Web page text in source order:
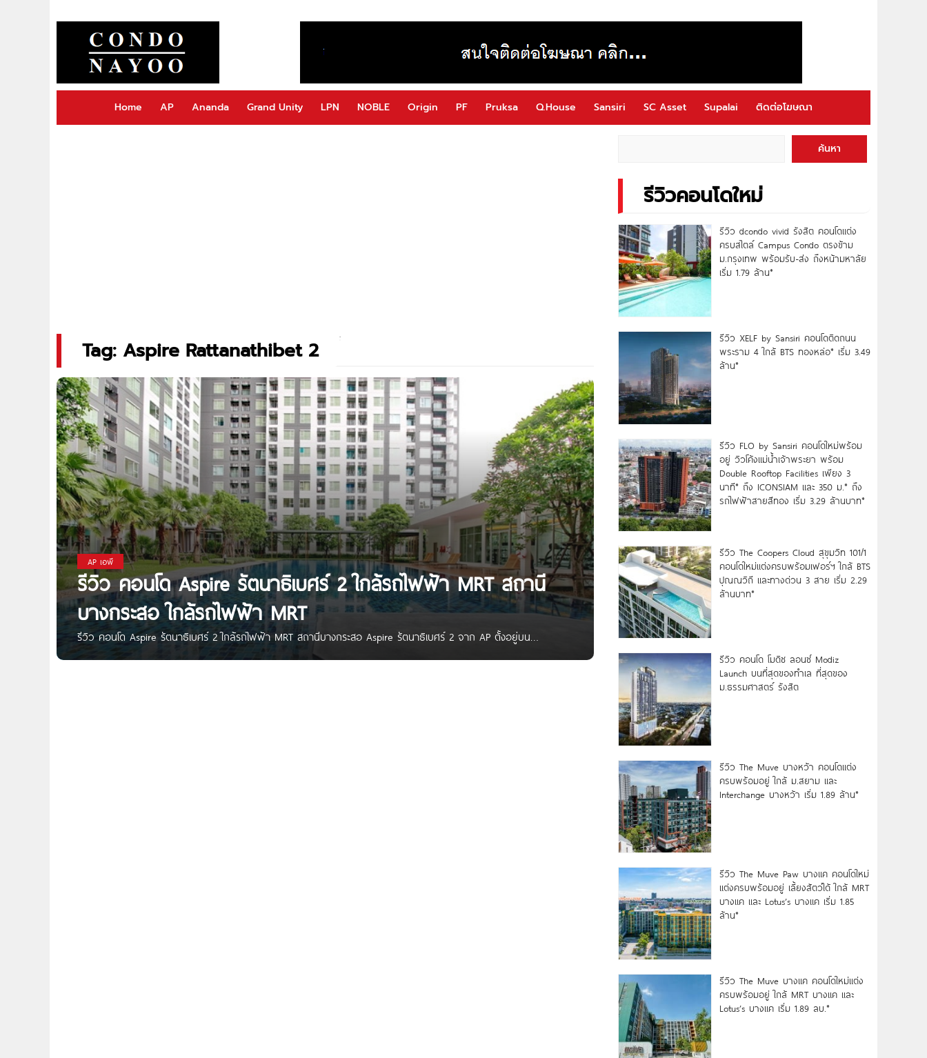
Home AP Ananda Grand Unity LPN NOBLE Origin PF Pruksa Q.House Sansiri SC Asset Supalai ติดต่อโฆษณา
Tag: Aspire Rattanathibet 2
AP เอพี
รีวิว คอนโด Aspire รัตนาธิเบศร์ 2 ใกล้รถไฟฟ้า MRT สถานี
บางกระสอ ใกล้รถไฟฟ้า MRT
รีวิว คอนโด Aspire รัตนาธิเบศร์ 2 ใกล้รถไฟฟ้า MRT สถานีบางกระสอ Aspire รัตนาธิเบศร์ 2 จาก AP ตั้งอยู่บน
ถ.รัตนาธิเบศร์ ต.บางกระสอ อ.เมืองนนทบุรี จ.นนทบุรี ใกล้รถไฟฟ้า MRT สถานีบางกระสอ ประมาณ 250 เมตร, MRT สถานี
ค้นหา
รีวิวคอนโดใหม่
รีวิว dcondo vivid รังสิต คอนโดแต่ง
ครบสไตล์ Campus Condo ตรงข้าม
ม.กรุงเทพ พร้อมรับ-ส่ง ถึงหน้ามหาลัย
เริ่ม 1.79 ล้าน*
รีวิว XELF by Sansiri คอนโดติดถนน
พระราม 4 ใกล้ BTS ทองหล่อ* เริ่ม 3.49
ล้าน*
รีวิว FLO by Sansiri คอนโดใหม่พร้อม
อยู่ วิวโค้งแม่น้ำเจ้าพระยา พร้อม
Double Rooftop Facilities เพียง 3
นาที* ถึง ICONSIAM และ 350 ม.* ถึง
รถไฟฟ้าสายสีทอง เริ่ม 3.29 ล้านบาท*
รีวิว The Coopers Cloud สุขุมวิท 101/1
คอนโดใหม่แต่งครบพร้อมเฟอร์ฯ ใกล้ BTS
ปุณณวิถี และทางด่วน 3 สาย เริ่ม 2.29
ล้านบาท*
รีวิว คอนโด โมดิซ ลอนซ์ Modiz
Launch บนที่สุดของทำเล ที่สุดของ
ม.ธรรมศาสตร์ รังสิต
รีวิว The Muve บางหว้า คอนโดแต่ง
ครบพร้อมอยู่ ใกล้ ม.สยาม และ
Interchange บางหว้า เริ่ม 1.89 ล้าน*
รีวิว The Muve Paw บางแค คอนโดใหม่
แต่งครบพร้อมอยู่ เลี้ยงสัตว์ได้ ใกล้ MRT
บางแค และ Lotus’s บางแค เริ่ม 1.85
ล้าน*
รีวิว The Muve บางแค คอนโดใหม่แต่ง
ครบพร้อมอยู่ ใกล้ MRT บางแค และ
Lotus’s บางแค เริ่ม 1.89 ลบ.*